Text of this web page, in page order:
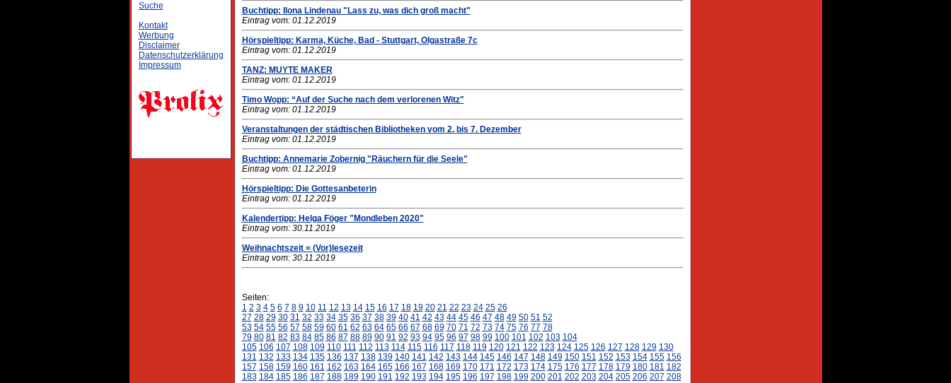
Suche
Kontakt
Werbung
Disclaimer
Datenschutzerklärung
Impressum
Buchtipp: Ilona Lindenau "Lass zu, was dich groß macht"
Eintrag vom: 01.12.2019
Hörspieltipp: Karma, Küche, Bad - Stuttgart, Olgastraße 7c
Eintrag vom: 01.12.2019
TANZ: MUYTE MAKER
Eintrag vom: 01.12.2019
Timo Wopp: “Auf der Suche nach dem verlorenen Witz"
Eintrag vom: 01.12.2019
Veranstaltungen der städtischen Bibliotheken vom 2. bis 7. Dezember
Eintrag vom: 01.12.2019
Buchtipp: Annemarie Zobernig "Räuchern für die Seele"
Eintrag vom: 01.12.2019
Hörspieltipp: Die Gottesanbeterin
Eintrag vom: 01.12.2019
Kalendertipp: Helga Föger "Mondleben 2020"
Eintrag vom: 30.11.2019
Weihnachtszeit = (Vor)lesezeit
Eintrag vom: 30.11.2019
Seiten:
1 2 3 4 5 6 7 8 9 10 11 12 13 14 15 16 17 18 19 20 21 22 23 24 25 26
27 28 29 30 31 32 33 34 35 36 37 38 39 40 41 42 43 44 45 46 47 48 49 50 51 52
53 54 55 56 57 58 59 60 61 62 63 64 65 66 67 68 69 70 71 72 73 74 75 76 77 78
79 80 81 82 83 84 85 86 87 88 89 90 91 92 93 94 95 96 97 98 99 100 101 102 103 104
105 106 107 108 109 110 111 112 113 114 115 116 117 118 119 120 121 122 123 124 125 126 127 128 129 130
131 132 133 134 135 136 137 138 139 140 141 142 143 144 145 146 147 148 149 150 151 152 153 154 155 156
157 158 159 160 161 162 163 164 165 166 167 168 169 170 171 172 173 174 175 176 177 178 179 180 181 182
183 184 185 186 187 188 189 190 191 192 193 194 195 196 197 198 199 200 201 202 203 204 205 206 207 208